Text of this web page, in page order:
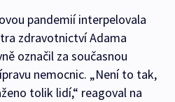
pandemií interpelovala
zdravotnictví Adama
označil za současnou
nemocnic. „Není to tak,
tolik lidí,“ reagoval na